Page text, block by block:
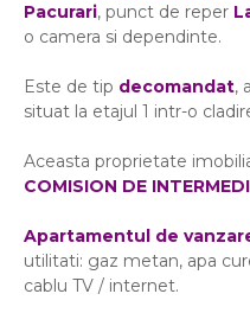
Pacurari, punct de reper
o camera si dependinte.
Este de tip decomandat,
situat la etajul 1 intr-o
Aceasta proprietate
COMISION DE
Apartamentul de
utilitati: gaz metan, apa
cablu TV / internet.